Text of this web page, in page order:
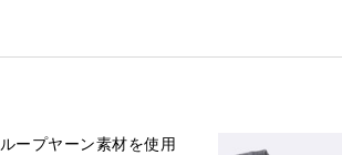
ループヤーン素材を使用